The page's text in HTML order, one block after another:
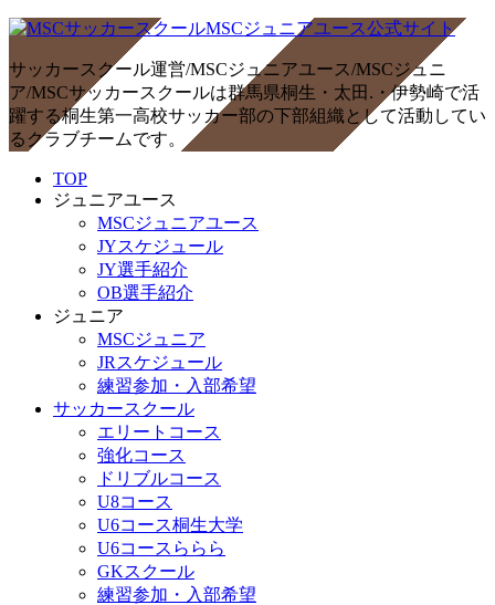
サッカースクール運営/MSCジュニアユース/MSCジュニ
ア/MSCサッカースクールは群馬県桐生・太田.・伊勢崎で活
躍する桐生第一高校サッカー部の下部組織として活動してい
るクラブチームです。
TOP
ジュニアユース
MSCジュニアユース
JYスケジュール
JY選手紹介
OB選手紹介
ジュニア
MSCジュニア
JRスケジュール
練習参加・入部希望
サッカースクール
エリートコース
強化コース
ドリブルコース
U8コース
U6コース桐生大学
U6コースららら
GKスクール
練習参加・入部希望